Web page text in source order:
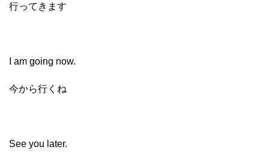
行ってきます
I am going now.
今から行くね
See you later.